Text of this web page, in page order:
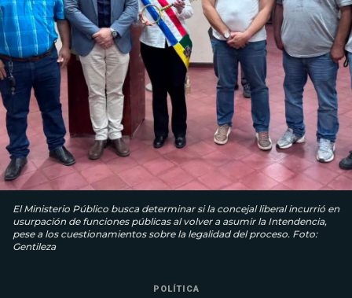
El Ministerio Público busca determinar si la concejal liberal incurrió en
usurpación de funciones públicas al volver a asumir la Intendencia,
pese a los cuestionamientos sobre la legalidad del proceso. Foto:
Gentileza
POLÍTICA